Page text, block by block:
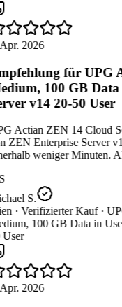
2026
für UPG
100 GB Data
v14 20-50 User
Actian ZEN 14 Cloud
ZEN Enterprise Server
weniger Minuten.
S.
· Verifizierter Kauf ·
100 GB Data in
2026